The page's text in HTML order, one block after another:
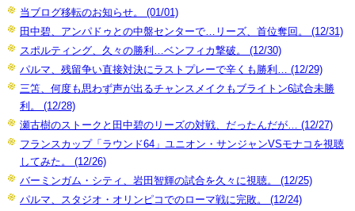
当ブログ移転のお知らせ。 (01/01)
田中碧、アンパドゥとの中盤センターで…リーズ、首位奪回。 (12/31)
スポルティング、久々の勝利…ベンフィカ撃破。 (12/30)
パルマ、残留争い直接対決にラストプレーで辛くも勝利… (12/29)
三笘、何度も思わず声が出るチャンスメイクもブライトン6試合未勝
利。 (12/28)
瀬古樹のストークと田中碧のリーズの対戦、だったんだが… (12/27)
フランスカップ「ラウンド64」ユニオン・サンジャンVSモナコを視聴
してみた。 (12/26)
バーミンガム・シティ、岩田智輝の試合を久々に視聴。 (12/25)
パルマ、スタジオ・オリンピコでのローマ戦に完敗。 (12/24)